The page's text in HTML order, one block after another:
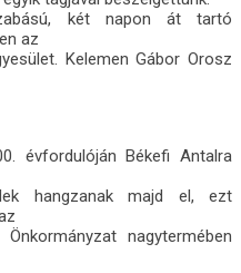
két napon át tartó
az
Kelemen Gábor Orosz
évfordulóján Békefi Antalra
hangzanak majd el, ezt
nagytermében